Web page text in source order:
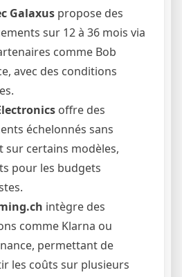
Galaxus propose des
sur 12 à 36 mois via
comme Bob
avec des conditions
offre des
échelonnés sans
sur certains modèles,
pour les budgets
intègre des
comme Klarna ou
permettant de
les coûts sur plusieurs